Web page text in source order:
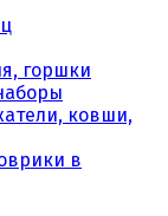
горшки
ковши,
в